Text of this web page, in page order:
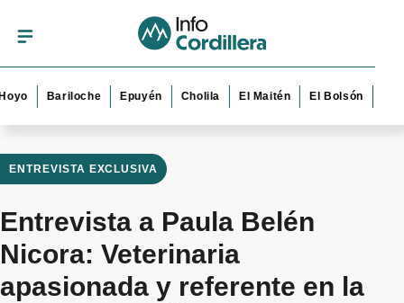
Bariloche Epuyén Cholila El Maitén El Bolsón Esquel
ENTREVISTA EXCLUSIVA
Entrevista a Paula Belén
Nicora: Veterinaria
apasionada y referente en la